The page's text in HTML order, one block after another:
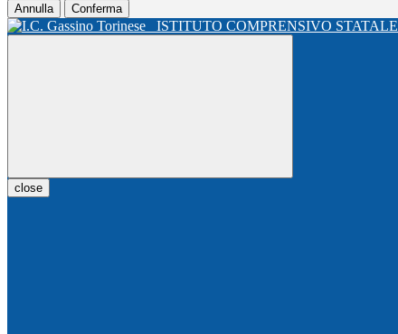
Annulla Conferma
ISTITUTO COMPRENSIVO STATALE
close